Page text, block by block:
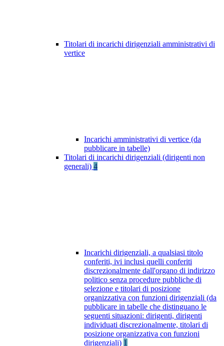
Titolari di incarichi dirigenziali amministrativi di
vertice
Incarichi amministrativi di vertice (da
pubblicare in tabelle)
Titolari di incarichi dirigenziali (dirigenti non
generali) 4
Incarichi dirigenziali, a qualsiasi titolo
conferiti, ivi inclusi quelli conferiti
discrezionalmente dall'organo di indirizzo
politico senza procedure pubbliche di
selezione e titolari di posizione
organizzativa con funzioni dirigenziali (da
pubblicare in tabelle che distinguano le
seguenti situazioni: dirigenti, dirigenti
individuati discrezionalmente, titolari di
posizione organizzativa con funzioni
dirigenziali) 1